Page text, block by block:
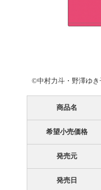
©中村力斗・野澤ゆき
商品名
希望小売価格
発売元
発売日